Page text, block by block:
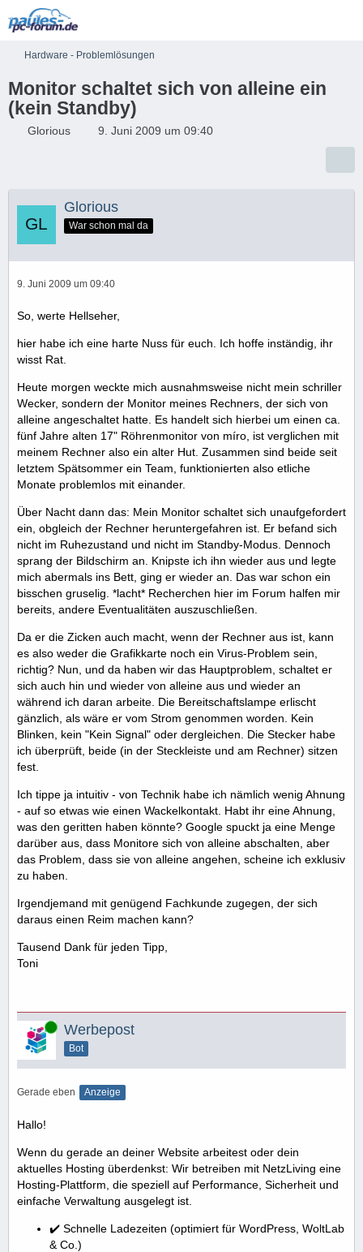
Hardware - Problemlösungen
Monitor schaltet sich von alleine ein
(kein Standby)
Glorious 9. Juni 2009 um 09:40
Glorious
War schon mal da
9. Juni 2009 um 09:40
So, werte Hellseher,
hier habe ich eine harte Nuss für euch. Ich hoffe inständig, ihr
wisst Rat.
Heute morgen weckte mich ausnahmsweise nicht mein schriller
Wecker, sondern der Monitor meines Rechners, der sich von
alleine angeschaltet hatte. Es handelt sich hierbei um einen ca.
fünf Jahre alten 17" Röhrenmonitor von míro, ist verglichen mit
meinem Rechner also ein alter Hut. Zusammen sind beide seit
letztem Spätsommer ein Team, funktionierten also etliche
Monate problemlos mit einander.
Über Nacht dann das: Mein Monitor schaltet sich unaufgefordert
ein, obgleich der Rechner heruntergefahren ist. Er befand sich
nicht im Ruhezustand und nicht im Standby-Modus. Dennoch
sprang der Bildschirm an. Knipste ich ihn wieder aus und legte
mich abermals ins Bett, ging er wieder an. Das war schon ein
bisschen gruselig. *lacht* Recherchen hier im Forum halfen mir
bereits, andere Eventualitäten auszuschließen.
Da er die Zicken auch macht, wenn der Rechner aus ist, kann
es also weder die Grafikkarte noch ein Virus-Problem sein,
richtig? Nun, und da haben wir das Hauptproblem, schaltet er
sich auch hin und wieder von alleine aus und wieder an
während ich daran arbeite. Die Bereitschaftslampe erlischt
gänzlich, als wäre er vom Strom genommen worden. Kein
Blinken, kein "Kein Signal" oder dergleichen. Die Stecker habe
ich überprüft, beide (in der Steckleiste und am Rechner) sitzen
fest.
Ich tippe ja intuitiv - von Technik habe ich nämlich wenig Ahnung
- auf so etwas wie einen Wackelkontakt. Habt ihr eine Ahnung,
was den geritten haben könnte? Google spuckt ja eine Menge
darüber aus, dass Monitore sich von alleine abschalten, aber
das Problem, dass sie von alleine angehen, scheine ich exklusiv
zu haben.
Irgendjemand mit genügend Fachkunde zugegen, der sich
daraus einen Reim machen kann?
Tausend Dank für jeden Tipp,
Toni
Online Werbepost
Bot
Gerade eben Anzeige
Hallo!
Wenn du gerade an deiner Website arbeitest oder dein
aktuelles Hosting überdenkst: Wir betreiben mit NetzLiving eine
Hosting-Plattform, die speziell auf Performance, Sicherheit und
einfache Verwaltung ausgelegt ist.
✔️ Schnelle Ladezeiten (optimiert für WordPress, WoltLab
& Co.)